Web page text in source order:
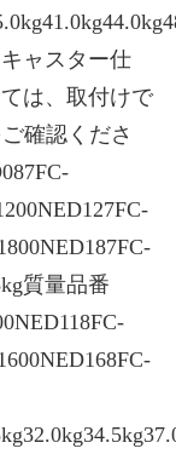
ャスター仕
は、取付けで
確認くださ
質量品番